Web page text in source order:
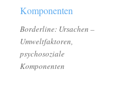
Borderline: Ursachen –
Umweltfaktoren,
psychosoziale
Komponenten